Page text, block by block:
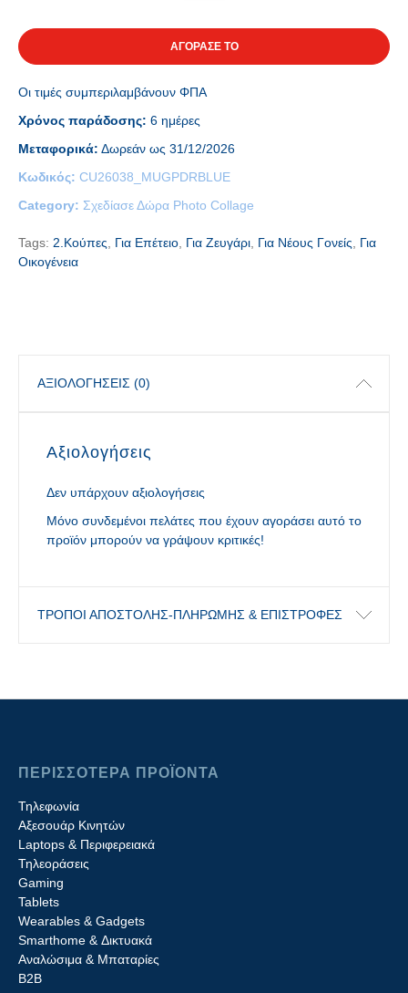
ΑΓΟΡΑΣΕ ΤΟ
Οι τιμές συμπεριλαμβάνουν ΦΠΑ
Χρόνος παράδοσης: 6 ημέρες
Μεταφορικά: Δωρεάν ως 31/12/2026
Κωδικός: CU26038_MUGPDRBLUE
Category: Σχεδίασε Δώρα Photo Collage
Tags: 2.Κούπες Για Επέτειο Για Ζευγάρι Για Νέους Γονείς
Για
Οικογένεια
ΑΞΙΟΛΟΓΉΣΕΙΣ (0)
Αξιολογήσεις
Δεν υπάρχουν αξιολογήσεις
Μόνο συνδεμένοι πελάτες που έχουν αγοράσει αυτό το
προϊόν μπορούν να γράψουν κριτικές!
ΤΡΟΠΟΙ ΑΠΟΣΤΟΛΗΣ-ΠΛΗΡΩΜΗΣ & ΕΠΙΣΤΡΟΦΕΣ
ΠΕΡΙΣΣΟΤΕΡΑ ΠΡΟΪΟΝΤΑ
Τηλεφωνία
Αξεσουάρ Κινητών
Laptops & Περιφερειακά
Τηλεοράσεις
Gaming
Tablets
Wearables & Gadgets
Smarthome & Δικτυακά
Aναλώσιμα & Μπαταρίες
Β2B